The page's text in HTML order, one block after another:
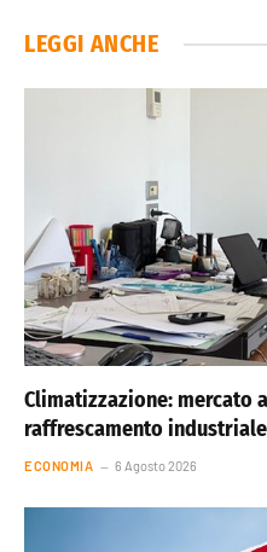
LEGGI ANCHE
Climatizzazione: mercato
raffrescamento industriale
ECONOMIA 6 Agosto 2026